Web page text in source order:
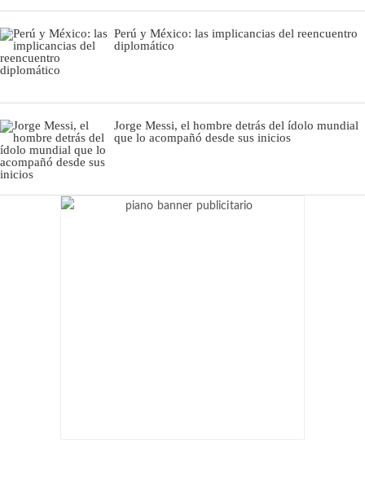
Perú y México: las implicancias del reencuentro
diplomático
Jorge Messi, el hombre detrás del ídolo mundial
que lo acompañó desde sus inicios